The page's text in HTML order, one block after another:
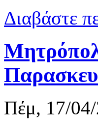
Διαβάστε
Πέμ, 17/